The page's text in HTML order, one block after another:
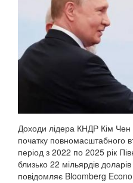
Доходи лідера КНДР Кім Чен
початку повномасштабного
період з 2022 по 2025 рік
близько 22 мільярдів
повідомляє Bloomberg